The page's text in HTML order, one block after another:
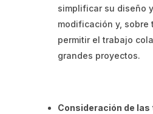
simplificar su diseño
modificación y, sobre
permitir el trabajo
grandes proyectos.
Consideración de